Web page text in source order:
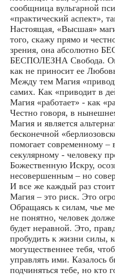
сообщница вульгарной
«практический аспект»,
Настоящая, «Высшая»
того, скажу прямо и
зрения, она абсолютно
БЕСПОЛЕЗНА Свобода.
как не приносит ее
Между тем Магия
самих. Как «приводит в
Магия «работает» - как
Честно говоря, в
Магия и является
бесконечной
помогает современному –
секулярному - человеку
Божественную Искру,
несовершенным – но
И все же каждый раз
Магия – это риск. Это
Обращаясь к силам, чье
не понятно, человек
будет неравной. Это,
пробудить к жизни силы,
могущественнее тебя,
управлять ими. Казалось
подчиняться тебе, но кто